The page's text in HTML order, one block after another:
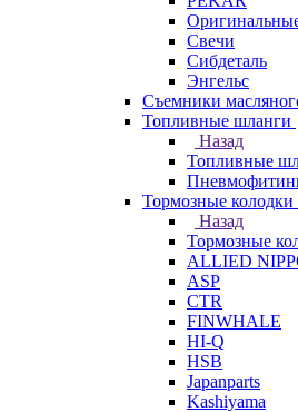
Свечи
Сибдеталь
Энгельс
Съемники
Топливные шланги
Назад
Топливные
Тормозные колодки
Назад
Тормозные
ALLIED
ASP
CTR
FINWHALE
HI-Q
HSB
Japanparts
Kashiyama